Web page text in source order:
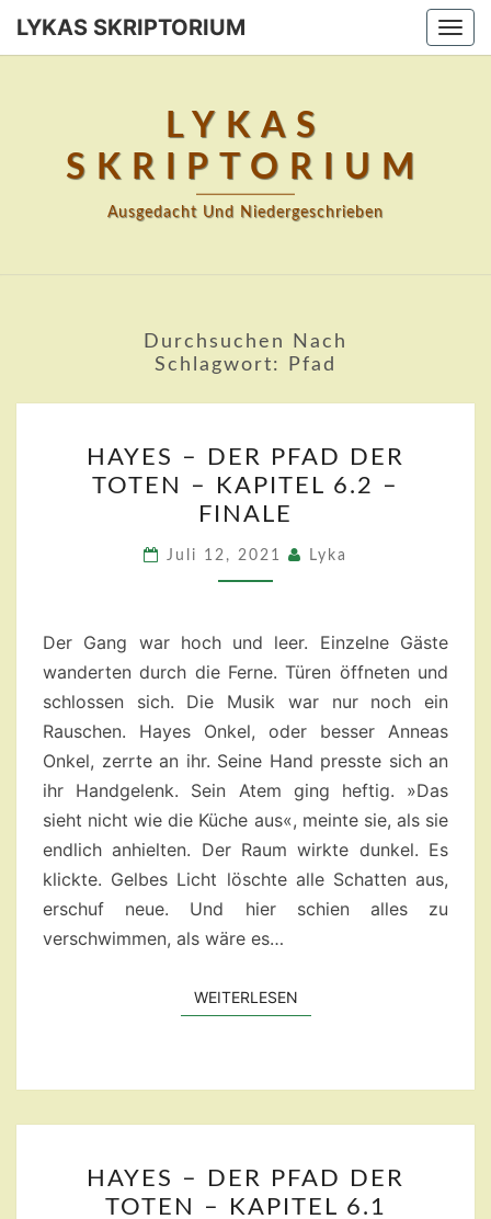
Skip
LYKAS SKRIPTORIUM
LYKAS
SKRIPTORIUM
Ausgedacht Und Niedergeschrieben
Durchsuchen Nach
Schlagwort:
Pfad
–
DER
PFAD
DER
TOTEN
KAPITEL
6.2
–
FINALE
HAYES – DER PFAD DER
TOTEN – KAPITEL 6.2 –
FINALE
Juli 12, 2021 Lyka
Der Gang war hoch und leer. Einzelne Gäste
wanderten durch die Ferne. Türen öffneten und
schlossen sich. Die Musik war nur noch ein
Rauschen. Hayes Onkel, oder besser Anneas
Onkel, zerrte an ihr. Seine Hand presste sich an
ihr Handgelenk. Sein Atem ging heftig. »Das
sieht nicht wie die Küche aus«, meinte sie, als sie
endlich anhielten. Der Raum wirkte dunkel. Es
klickte. Gelbes Licht löschte alle Schatten aus,
erschuf neue. Und hier schien alles zu
verschwimmen, als wäre es…
WEITERLESENWEITERLESEN
–
HAYES – DER PFAD DER
TOTEN – KAPITEL 6.1